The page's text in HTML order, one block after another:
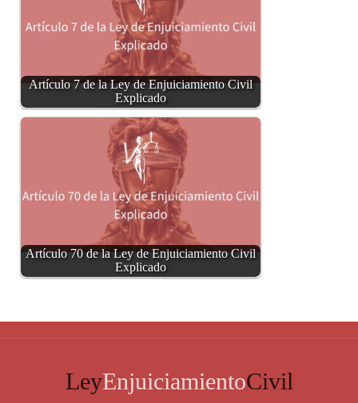
Artículo 7 de la Ley de Enjuiciamiento Civil
Explicado
Artículo 70 de la Ley de Enjuiciamiento Civil
Explicado
LeyEnjuiciamientoCivil